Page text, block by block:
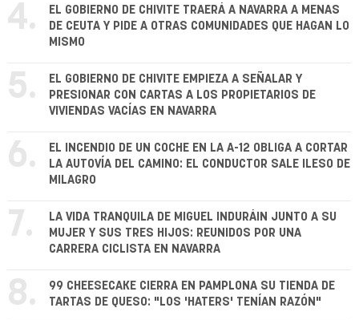
4.
EL GOBIERNO DE CHIVITE TRAERÁ A NAVARRA A MENAS
DE CEUTA Y PIDE A OTRAS COMUNIDADES QUE HAGAN LO
MISMO
5.
EL GOBIERNO DE CHIVITE EMPIEZA A SEÑALAR Y
PRESIONAR CON CARTAS A LOS PROPIETARIOS DE
VIVIENDAS VACÍAS EN NAVARRA
6.
EL INCENDIO DE UN COCHE EN LA A-12 OBLIGA A CORTAR
LA AUTOVÍA DEL CAMINO: EL CONDUCTOR SALE ILESO DE
MILAGRO
7.
LA VIDA TRANQUILA DE MIGUEL INDURÁIN JUNTO A SU
MUJER Y SUS TRES HIJOS: REUNIDOS POR UNA
CARRERA CICLISTA EN NAVARRA
8.
99 CHEESECAKE CIERRA EN PAMPLONA SU TIENDA DE
TARTAS DE QUESO: "LOS 'HATERS' TENÍAN RAZÓN"